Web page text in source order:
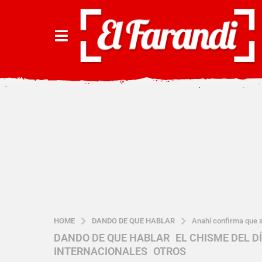
HOME DANDO DE QUE HABLAR Anahí confirma que
2
a
DANDO DE QUE HABLAR ,EL CHISME DEL
INTERNACIONALES ,OTROS